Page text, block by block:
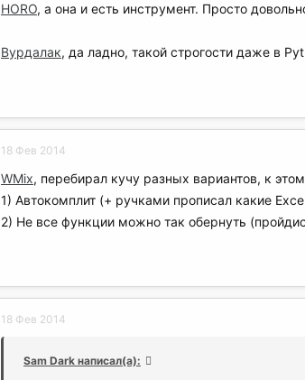
HORO, а она и есть инструмент. Просто
Вурдалак, да ладно, такой строгости даже в
18 Фев 2014
WMix, перебирал кучу разных вариантов, к
1) Автокомплит (+ ручками прописал какие
2) Не все функции можно так обернуть
18 Фев 2014
Sam Dark написал(а):